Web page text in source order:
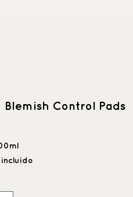
Blemish Control Pads
incluido